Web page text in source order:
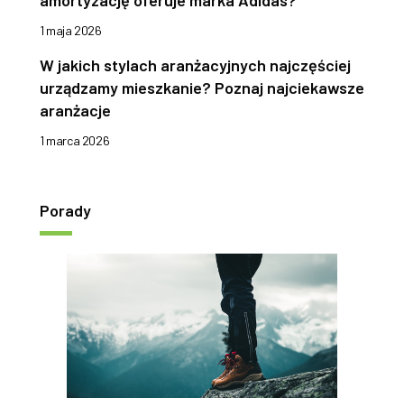
1 maja 2026
W jakich stylach aranżacyjnych najczęściej
urządzamy mieszkanie? Poznaj najciekawsze
aranżacje
1 marca 2026
Porady